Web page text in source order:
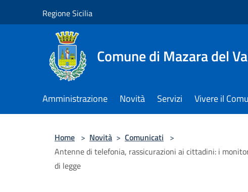
Regione Sicilia
Comune di Mazara del
Amministrazione Novità Servizi Vivere il
Home > Novità > Comunicati >
Antenne di telefonia, rassicurazioni ai cittadini: i
di legge